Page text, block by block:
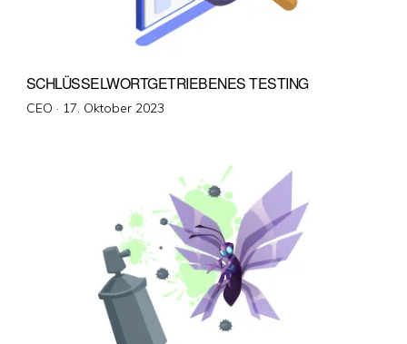
SCHLÜSSELWORTGETRIEBENES TESTING
CEO · Veröffentlicht
17. Oktober 2023